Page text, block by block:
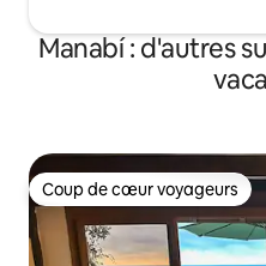
Manabí : d'autres
Coup de cœur voyageurs
Coup de cœur voyageurs